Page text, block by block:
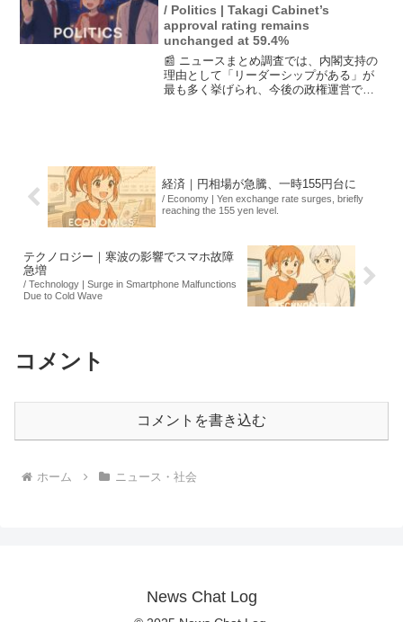
/ Politics | Takagi Cabinet’s
approval rating remains
unchanged at 59.4%
📰 ニュースまとめ調査では、内閣支持の
理由として「リーダーシップがある」が
最も多く挙げられ、今後の政権運営で注
経済｜円相場が急騰、一時155円台に
/ Economy | Yen exchange rate surges, briefly
reaching the 155 yen level.
テクノロジー｜寒波の影響でスマホ故障
急増
/ Technology | Surge in Smartphone Malfunctions
Due to Cold Wave
コメント
コメントを書き込む
ホーム ニュース・社会
News Chat Log